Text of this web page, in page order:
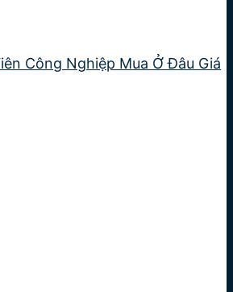
Công Nghiệp Mua Ở Đâu Giá